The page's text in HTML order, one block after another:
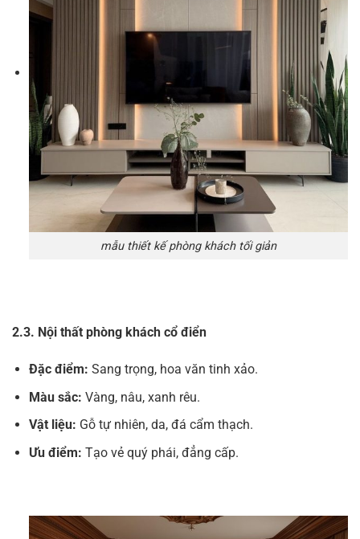
mẫu thiết kế phòng khách tối giản
2.3. Nội thất phòng khách cổ điển
Đặc điểm: Sang trọng, hoa văn tinh xảo.
Màu sắc: Vàng, nâu, xanh rêu.
Vật liệu: Gỗ tự nhiên, da, đá cẩm thạch.
Ưu điểm: Tạo vẻ quý phái, đẳng cấp.